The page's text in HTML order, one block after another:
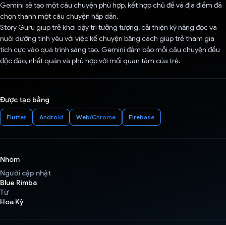
Gemini sẽ tạo một câu chuyện phù hợp, kết hợp chủ đề và địa điểm đã
chọn thành một câu chuyện hấp dẫn.
Story Guru giúp trẻ khơi dậy trí tưởng tượng, cải thiện kỹ năng đọc và
nuôi dưỡng tình yêu với việc kể chuyện bằng cách giúp trẻ tham gia
tích cực vào quá trình sáng tạo. Gemini đảm bảo mỗi câu chuyện đều
độc đáo, nhất quán và phù hợp với mối quan tâm của trẻ.
Được tạo bằng
Flutter Android Web/Chrome Firebase
Nhóm
Người cập nhật
Blue Rimba
Từ
Hoa Kỳ